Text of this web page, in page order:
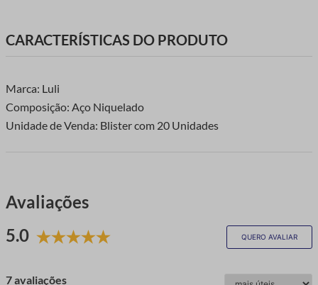
CARACTERÍSTICAS DO PRODUTO
Marca: Luli
Composição: Aço Niquelado
Unidade de Venda: Blister com 20 Unidades
Avaliações
5.0
QUERO AVALIAR
7 avaliações